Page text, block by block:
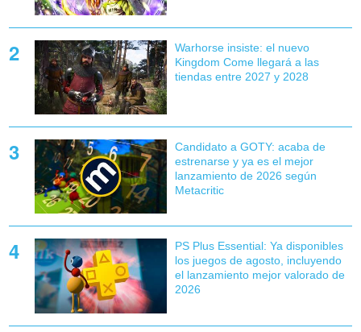
Warhorse insiste: el nuevo
Kingdom Come llegará a las
tiendas entre 2027 y 2028
Candidato a GOTY: acaba de
estrenarse y ya es el mejor
lanzamiento de 2026 según
Metacritic
PS Plus Essential: Ya disponibles
los juegos de agosto, incluyendo
el lanzamiento mejor valorado de
2026